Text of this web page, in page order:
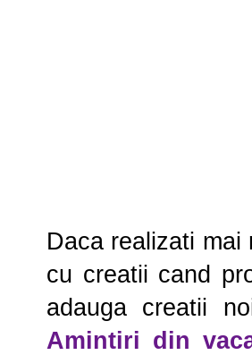
Daca realizati
cu creatii cand
adauga creatii
Amintiri din